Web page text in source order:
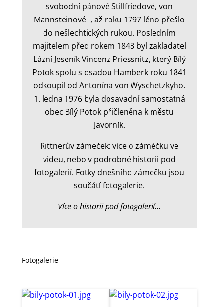
svobodní pánové Stillfriedové, von
Mannsteinové -, až roku 1797 léno přešlo
do nešlechtických rukou. Posledním
majitelem před rokem 1848 byl zakladatel
Lázní Jeseník Vincenz Priessnitz, který Bílý
Potok spolu s osadou Hamberk roku 1841
odkoupil od Antonína von Wyschetzkyho.
1. ledna 1976 byla dosavadní samostatná
obec Bílý Potok přičleněna k městu
Javorník.
Rittnerův zámeček: více o záměčku ve
videu, nebo v podrobné historii pod
fotogalerií. Fotky dnešního zámečku jsou
součátí fotogalerie.
Více o historii pod fotogalerií...
Fotogalerie